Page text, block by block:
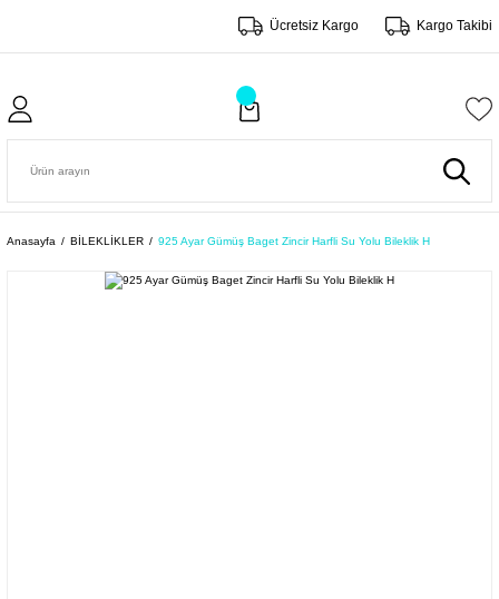
Ücretsiz Kargo Kargo Takibi
Anasayfa BİLEKLİKLER 925 Ayar Gümüş Baget Zincir Harfli Su Yolu Bileklik H